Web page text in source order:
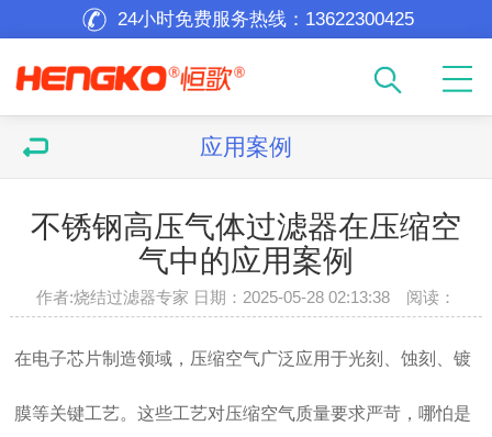
24小时免费服务热线： 13622300425
应用案例
不锈钢高压气体过滤器在压缩空
气中的应用案例
作者:烧结过滤器专家 日期：2025-05-28 02:13:38 阅读：
在电子芯片制造领域，压缩空气广泛应用于光刻、蚀刻、镀
膜等关键工艺。这些工艺对压缩空气质量要求严苛，哪怕是